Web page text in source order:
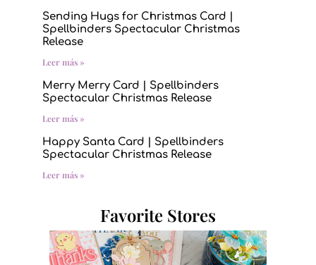
Sending Hugs for Christmas Card |
Spellbinders Spectacular Christmas
Release
Leer más »
Merry Merry Card | Spellbinders
Spectacular Christmas Release
Leer más »
Happy Santa Card | Spellbinders
Spectacular Christmas Release
Leer más »
Favorite Stores